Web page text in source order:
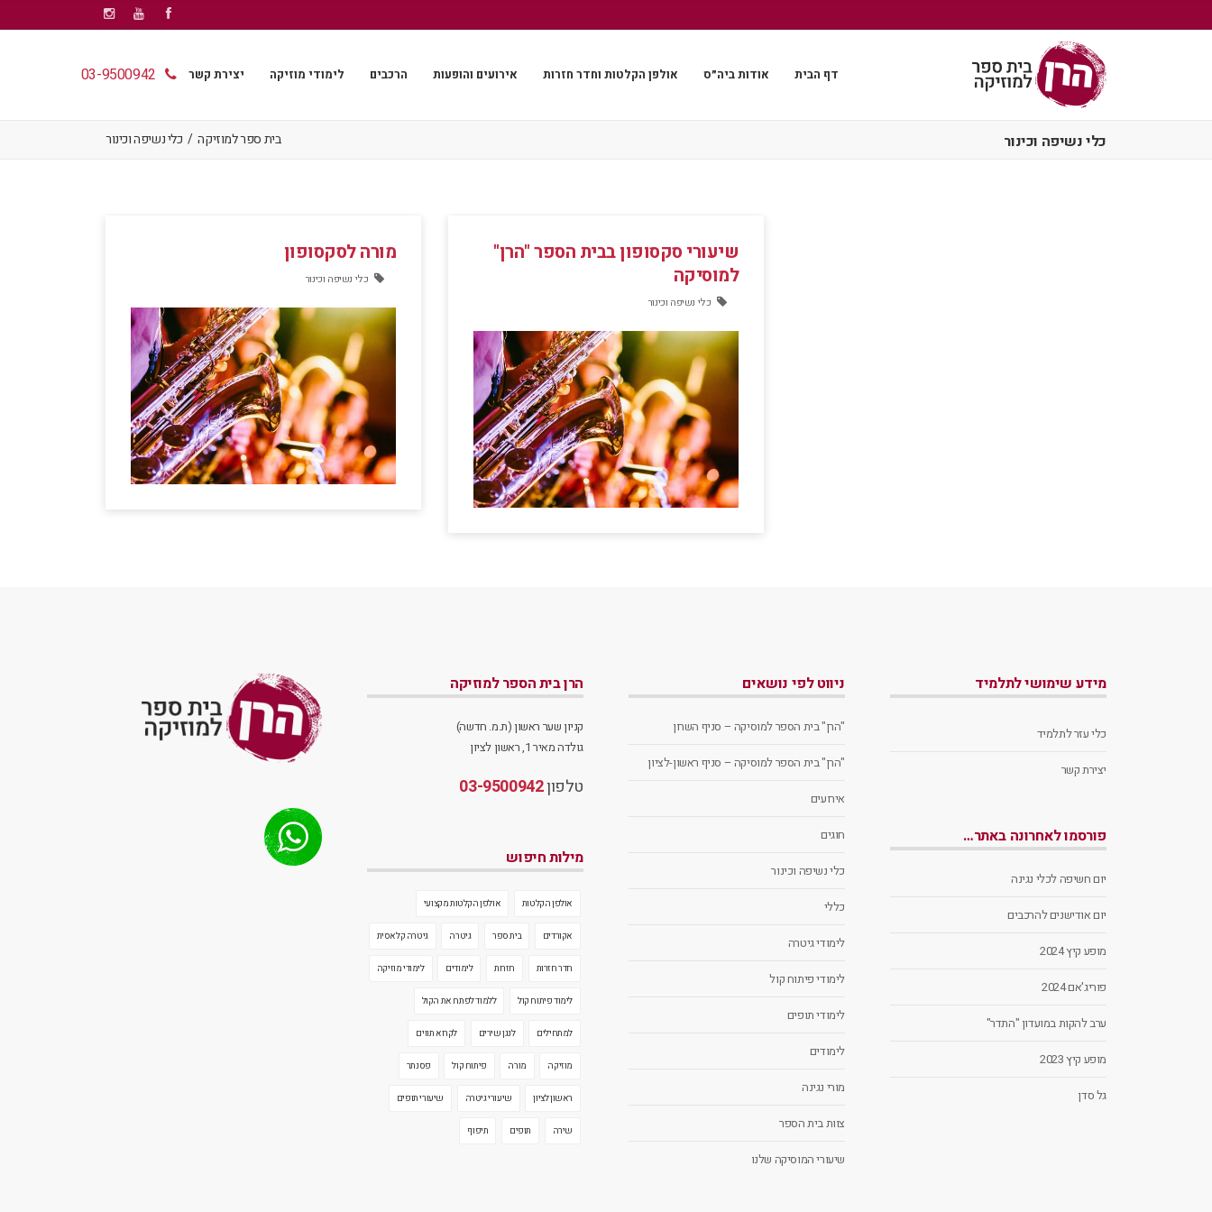
03-9500942 יצירת קשר לימודי מוזיקה הרכבים אירועים והופעות אולפן הקלטות וחדר חזרות אודות ביה״ס דף הבית
כלי נשיפה וכינור בית ספר למוזיקה / כלי נשיפה וכינור
מורה לסקסופון
כלי נשיפה וכינור
שיעורי סקסופון בבית הספר "הרן"
למוסיקה
כלי נשיפה וכינור
הרן בית הספר למוזיקה
קניון שער ראשון (ת.מ. חדשה)
גולדה מאיר 1, ראשון לציון
טלפון03-9500942
מילות חיפוש
אולפן הקלטות אולפן הקלטות מקצועי
אקורדים בית ספר גיטרה גיטרה קלאסית
חדר חזרות חזרות לימודים לימודי מוזיקה
לימוד פיתוח קול ללמוד לפתח את הקול
למתחילים לנגן שירים לקרוא תווים
מוזיקה מורה פיתוח קול פסנתר
ראשון לציון שיעורי גיטרה שיעורי תופים
שירה תופים תיפוף
ניווט לפי נושאים
"הרן" בית הספר למוסיקה – סניף השרון
"הרן" בית הספר למוסיקה – סניף ראשון-לציון
אירועים
חוגים
כלי נשיפה וכינור
כללי
לימודי גיטרה
לימודי פיתוח קול
לימודי תופים
לימודים
מורי נגינה
צוות בית הספר
שיעורי המוסיקה שלנו
מידע שימושי לתלמיד
כלי עזר לתלמיד
יצירת קשר
פורסמו לאחרונה באתר…
יום חשיפה לכלי נגינה
יום אודישנים להרכבים
מופע קיץ 2024
פוריג'אם 2024
ערב להקות במועדון "התדר"
מופע קיץ 2023
גל סדן